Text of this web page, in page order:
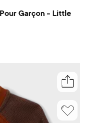
Garçon - Little